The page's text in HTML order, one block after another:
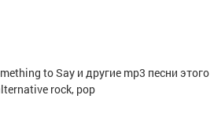
to Say и другие mp3 песни этого
rock, pop